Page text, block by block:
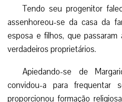
Tendo seu progenitor
assenhoreou-se da casa da
esposa e filhos, que
verdadeiros proprietários.
Apiedando-se de
convidou-a para frequentar
proporcionou formação